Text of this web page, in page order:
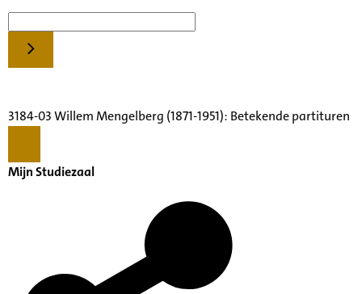
3184-03 Willem Mengelberg (1871-1951): Betekende partituren
Mijn Studiezaal